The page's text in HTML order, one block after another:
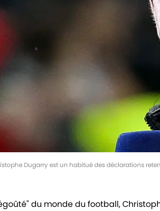
Dugarry est un habitué des déclarations
du monde du football,